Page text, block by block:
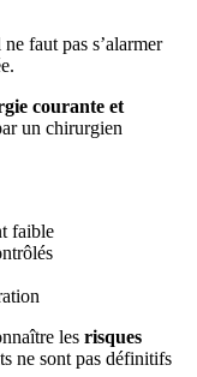
faut pas s’alarmer
courante et
un chirurgien
faible
les risques
ne sont pas définitifs